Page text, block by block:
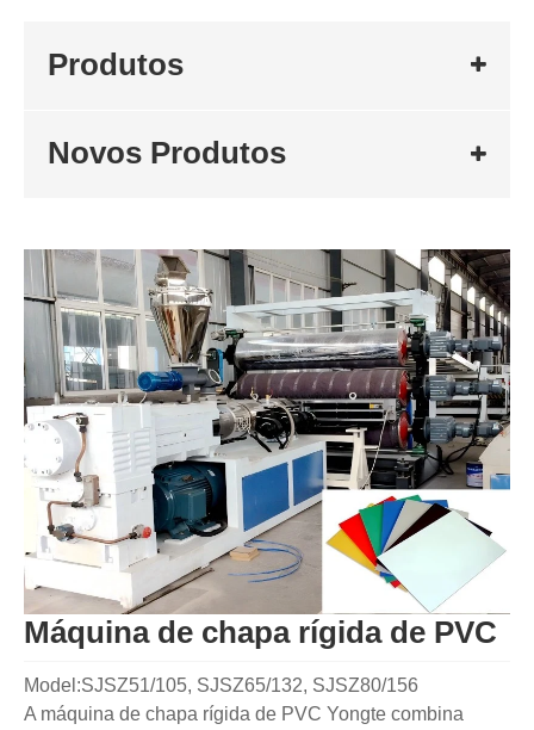
Produtos
Novos Produtos
Máquina de chapa rígida de PVC
Model:SJSZ51/105, SJSZ65/132, SJSZ80/156
A máquina de chapa rígida de PVC Yongte combina